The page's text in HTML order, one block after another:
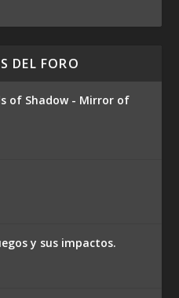
DEL FORO
of Shadow - Mirror of
y sus impactos.